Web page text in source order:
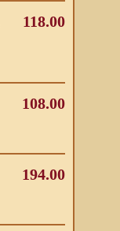
118.00
108.00
194.00